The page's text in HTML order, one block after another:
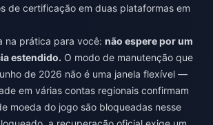
de certificação em duas plataformas em
na prática para você: não espere por um
estendido. O modo de manutenção que
de 2026 não é uma janela flexível —
em várias contas regionais confirmam
moeda do jogo são bloqueadas nesse